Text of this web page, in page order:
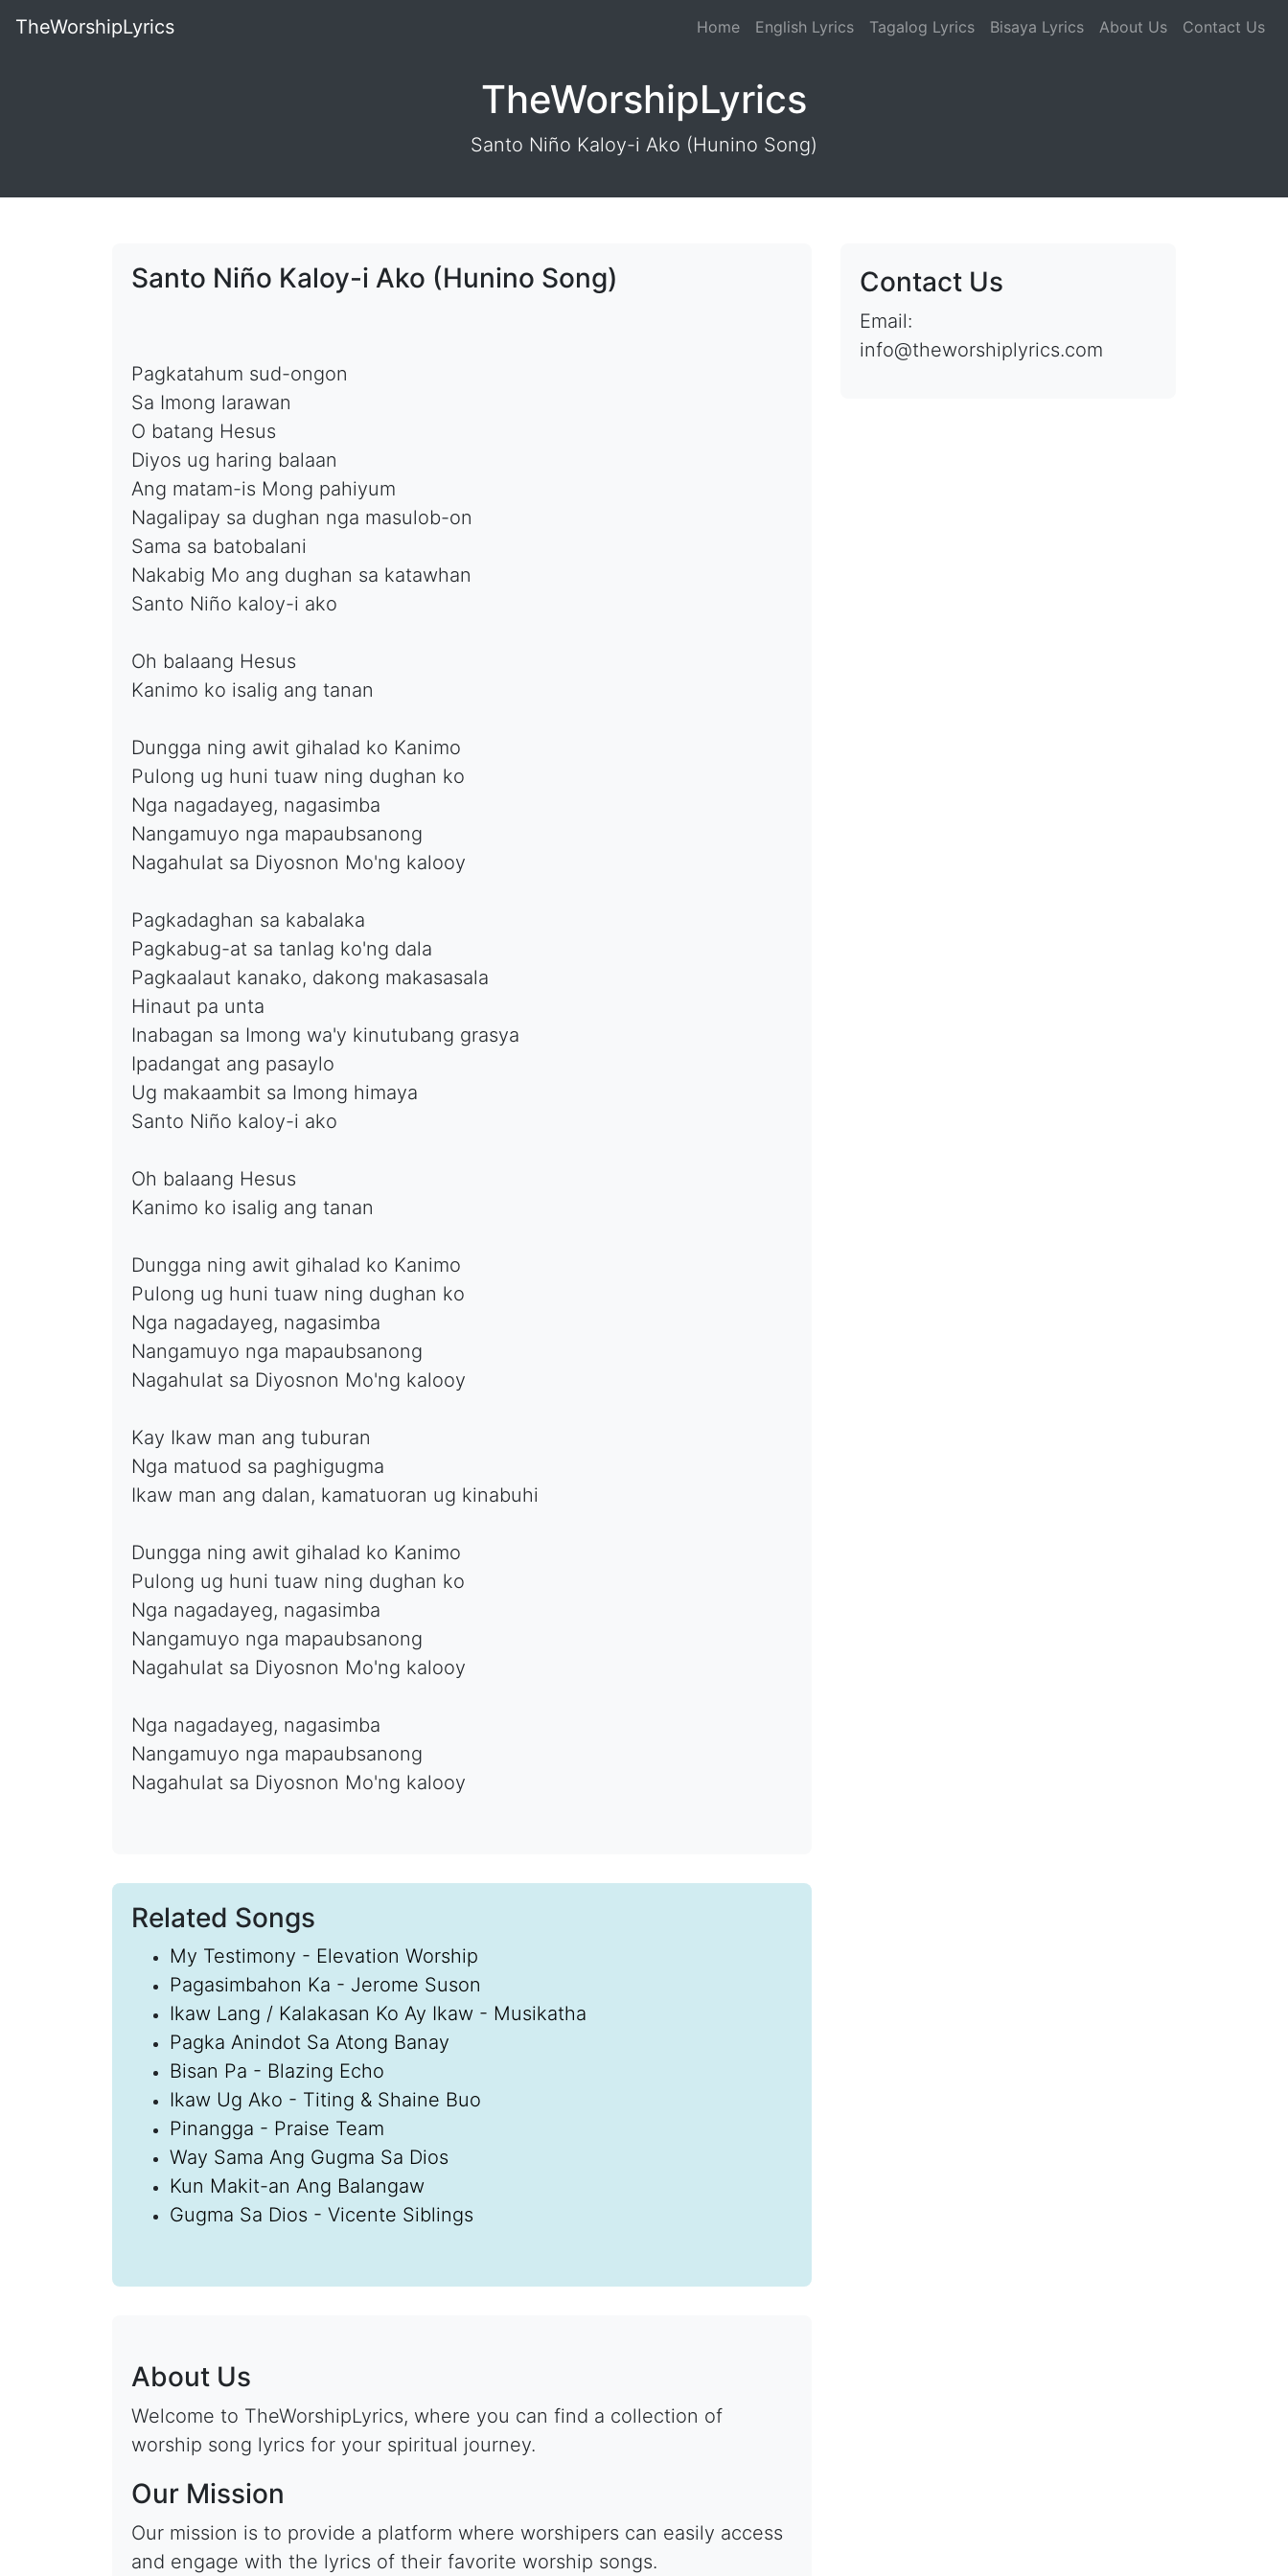
TheWorshipLyrics Home English Lyrics Tagalog Lyrics Bisaya Lyrics About Us Contact Us
TheWorshipLyrics
Santo Niño Kaloy-i Ako (Hunino Song)
Santo Niño Kaloy-i Ako (Hunino Song)
Pagkatahum sud-ongon
Sa Imong larawan
O batang Hesus
Diyos ug haring balaan
Ang matam-is Mong pahiyum
Nagalipay sa dughan nga masulob-on
Sama sa batobalani
Nakabig Mo ang dughan sa katawhan
Santo Niño kaloy-i ako
Oh balaang Hesus
Kanimo ko isalig ang tanan
Dungga ning awit gihalad ko Kanimo
Pulong ug huni tuaw ning dughan ko
Nga nagadayeg, nagasimba
Nangamuyo nga mapaubsanong
Nagahulat sa Diyosnon Mo'ng kalooy
Pagkadaghan sa kabalaka
Pagkabug-at sa tanlag ko'ng dala
Pagkaalaut kanako, dakong makasasala
Hinaut pa unta
Inabagan sa Imong wa'y kinutubang grasya
Ipadangat ang pasaylo
Ug makaambit sa Imong himaya
Santo Niño kaloy-i ako
Oh balaang Hesus
Kanimo ko isalig ang tanan
Dungga ning awit gihalad ko Kanimo
Pulong ug huni tuaw ning dughan ko
Nga nagadayeg, nagasimba
Nangamuyo nga mapaubsanong
Nagahulat sa Diyosnon Mo'ng kalooy
Kay Ikaw man ang tuburan
Nga matuod sa paghigugma
Ikaw man ang dalan, kamatuoran ug kinabuhi
Dungga ning awit gihalad ko Kanimo
Pulong ug huni tuaw ning dughan ko
Nga nagadayeg, nagasimba
Nangamuyo nga mapaubsanong
Nagahulat sa Diyosnon Mo'ng kalooy
Nga nagadayeg, nagasimba
Nangamuyo nga mapaubsanong
Nagahulat sa Diyosnon Mo'ng kalooy
Related Songs
My Testimony - Elevation Worship
Pagasimbahon Ka - Jerome Suson
Ikaw Lang / Kalakasan Ko Ay Ikaw - Musikatha
Pagka Anindot Sa Atong Banay
Bisan Pa - Blazing Echo
Ikaw Ug Ako - Titing & Shaine Buo
Pinangga - Praise Team
Way Sama Ang Gugma Sa Dios
Kun Makit-an Ang Balangaw
Gugma Sa Dios - Vicente Siblings
About Us
Welcome to TheWorshipLyrics, where you can find a collection of
worship song lyrics for your spiritual journey.
Our Mission
Our mission is to provide a platform where worshipers can easily access
and engage with the lyrics of their favorite worship songs.
Contact Us
Email:
info@theworshiplyrics.com